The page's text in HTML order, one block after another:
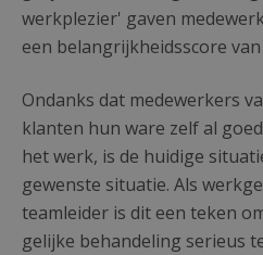
werkplezier' gaven
een belangrijkheidsscore van
Ondanks dat medewerkers
klanten hun ware zelf al
het werk, is de huidige
gewenste situatie. Als
teamleider is dit een teken
gelijke behandeling serieus